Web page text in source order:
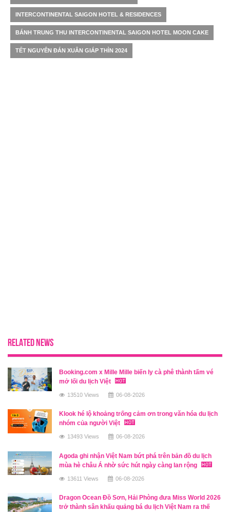
INTERCONTINENTAL SAIGON HOTEL & RESIDENCES
BÁNH TRUNG THU INTERCONTINENTAL SAIGON HOTEL MOON CAKE
TẾT NGUYÊN ĐÁN XUÂN GIÁP THÌN 2024
RELATED NEWS
Booking.com x Mille Mille biến ly cà phê thành tấm vé
mở lối du lịch Việt
13510 Views 06-08-2026
Klook hé lộ khoảng trống cảm ơn trong văn hóa du lịch
nhóm của người Việt
13493 Views 06-08-2026
Agoda ghi nhận Việt Nam bứt phá trên bản đồ du lịch
mùa hè châu Á nhờ sức hút ngày càng lan rộng
13611 Views 06-08-2026
Dragon Ocean Đồ Sơn, Hải Phòng đưa Miss World 2026
trở thành sân khấu quảng bá du lịch Việt Nam ra thế